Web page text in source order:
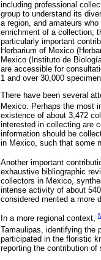
including professional
group to understand its
a region, and amateurs
enrichment of a collection;
particularly important
Herbarium of Mexico
Mexico (Instituto de
are accessible for
1 and over 30,000
There have been several
Mexico. Perhaps the most
existence of about 3,472
interested in collecting are
information should be
in Mexico, such that some
Another important
exhaustive bibliographic
collectors in Mexico,
intense activity of about
considered merited a more
In a more regional context,
Tamaulipas, identifying the
participated in the floristic
reporting the contribution